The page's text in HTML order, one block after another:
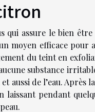
qui assure le bien
moyen efficace
du teint en
substance
aussi de l’eau. Après
pendant